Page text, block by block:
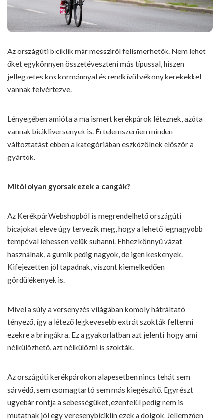
Az országúti biciklik már messziről felismerhetők. Nem lehet
őket egykönnyen összetéveszteni más típussal, hiszen
jellegzetes kos kormánnyal és rendkívül vékony kerekekkel
vannak felvértezve.
Lényegében amióta a ma ismert kerékpárok léteznek, azóta
vannak bicikliversenyek is. Értelemszerűen minden
változtatást ebben a kategóriában eszközölnek először a
gyártók.
Mitől olyan gyorsak ezek a cangák?
Az KerékpárWebshopból is megrendelhető országúti
bicajokateleve úgy tervezik meg, hogy a lehető legnagyobb
tempóval lehessen velük suhanni. Ehhez könnyű vázat
használnak, a gumik pedig nagyok, de igen keskenyek.
Kifejezetten jól tapadnak, viszont kiemelkedően
gördülékenyek is.
Mivel a súly a versenyzés világában komoly hátráltató
tényező, így a létező legkevesebb extrát szokták feltenni
ezekre a bringákra. Ez a gyakorlatban azt jelenti, hogy ami
nélkülözhető, azt nélkülözni is szokták.
Az országúti kerékpárokon alapesetben nincs tehát sem
sárvédő, sem csomagtartó sem más kiegészítő. Egyrészt
ugyebár rontja a sebességüket, ezenfelül pedig nem is
mutatnak jól egy veresenybiciklin ezek a dolgok. Jellemzően